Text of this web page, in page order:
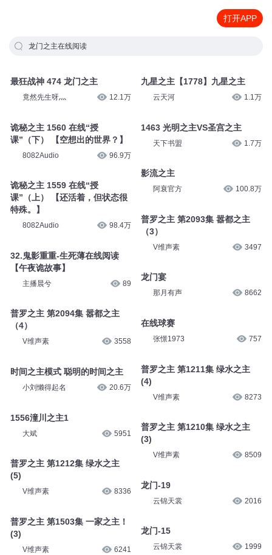
打开APP
龙门之主在线阅读
最狂战神 474 龙门之主
竟然先生呀灬 12.1万
诡秘之主 1560 在线“授
课”（下） 【空想出的世界？】
8082Audio 96.9万
诡秘之主 1559 在线“授
课”（上） 【还活着，但状态很
特殊。】
8082Audio 98.4万
32.鬼影重重-生死薄在线阅读
【午夜诡故事】
主播晨兮 89
普罗之主 第2094集 嚣都之主
（4）
V维声素 3558
时间之主模式 聪明的时间之主
小刘懒得起名 20.6万
1556潼川之主1
大斌 5951
普罗之主 第1212集 绿水之主
(5)
V维声素 8336
普罗之主 第1503集 一家之主！
(3)
V维声素 6241
九星之主【1778】九星之主
云天河 1.1万
1463 光明之主VS圣宫之主
天下书盟 1.7万
影流之主
阿衰官方 100.8万
普罗之主 第2093集 嚣都之主
（3）
V维声素 3497
龙门宴
那月有声 8662
在线球赛
张憬1973 757
普罗之主 第1211集 绿水之主
(4)
V维声素 8273
普罗之主 第1210集 绿水之主
(3)
V维声素 8509
龙门-19
云锦天裳 2016
龙门-15
云锦天裳 1999